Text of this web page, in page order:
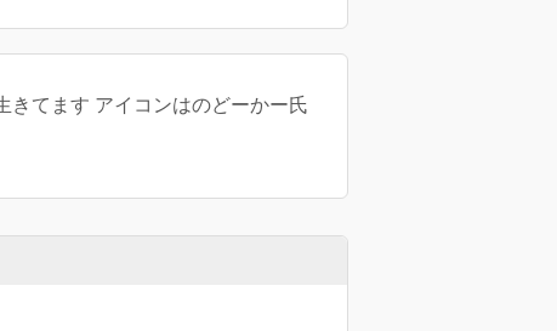
てます アイコンはのどーかー氏